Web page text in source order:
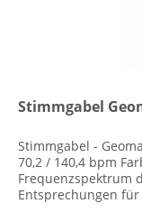
Stimmgabel
Stimmgabel -
70,2 / 140,4 bpm
Frequenzspektrum
Entsprechungen